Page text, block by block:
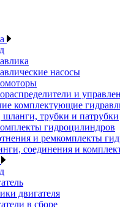
насосы
и
комплектующие
трубки и патрубки
гидроцилиндров
и ремкомплекты
соединения и
двигателя
в сборе